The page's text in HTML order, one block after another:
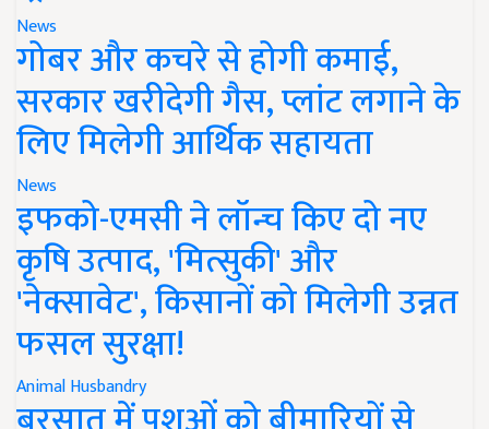
News
गोबर और कचरे से होगी कमाई,
सरकार खरीदेगी गैस, प्लांट लगाने के
लिए मिलेगी आर्थिक सहायता
News
इफको-एमसी ने लॉन्च किए दो नए
कृषि उत्पाद, 'मित्सुकी' और
'नेक्सावेट', किसानों को मिलेगी उन्नत
फसल सुरक्षा!
Animal Husbandry